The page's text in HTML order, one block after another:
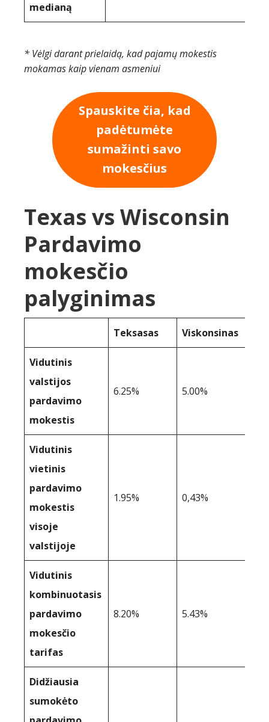
medianą
* Vėlgi darant prielaidą, kad pajamų mokestis
mokamas kaip vienam asmeniui
Spauskite čia, kad
padėtumėte
sumažinti savo
mokesčius
Texas vs Wisconsin
Pardavimo
mokesčio
palyginimas
Teksasas Viskonsinas
Vidutinis
valstijos
pardavimo
mokestis
6.25% 5.00%
Vidutinis
vietinis
pardavimo
mokestis
visoje
valstijoje
1.95% 0,43%
Vidutinis
kombinuotasis
pardavimo
mokesčio
tarifas
8.20% 5.43%
Didžiausia
sumokėto